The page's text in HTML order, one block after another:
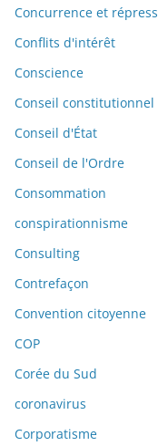
Concurrence et
Conflits d'intérêt
Conscience
Conseil constitutionnel
Conseil d'État
Conseil de l'Ordre
Consommation
conspirationnisme
Consulting
Contrefaçon
Convention citoyenne
COP
Corée du Sud
coronavirus
Corporatisme